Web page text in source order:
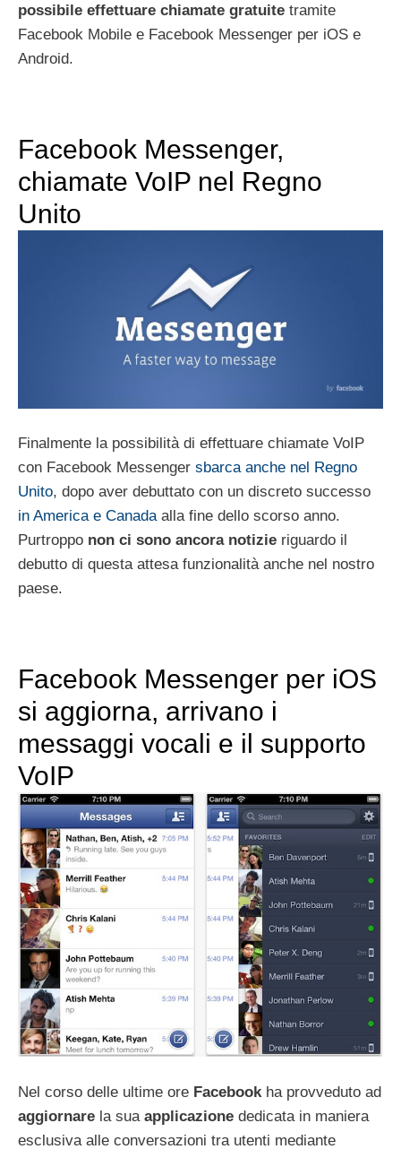
possibile effettuare chiamate gratuite tramite
Facebook Mobile e Facebook Messenger per iOS e
Android.
Facebook Messenger,
chiamate VoIP nel Regno
Unito
Finalmente la possibilità di effettuare chiamate VoIP
con Facebook Messenger sbarca anche nel Regno
Unito, dopo aver debuttato con un discreto successo
in America e Canadaalla fine dello scorso anno.
Purtroppo non ci sono ancora notizie riguardo il
debutto di questa attesa funzionalità anche nel nostro
paese.
Facebook Messenger per iOS
si aggiorna, arrivano i
messaggi vocali e il supporto
VoIP
Nel corso delle ultime ore Facebook ha provveduto ad
aggiornare la sua applicazione dedicata in maniera
esclusiva alle conversazioni tra utenti mediante